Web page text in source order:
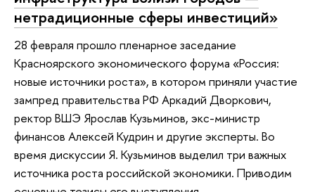
нетрадиционные сферы инвестиций»
28 февраля прошло пленарное заседание
Красноярского экономического форума «Россия:
новые источники роста», в котором приняли участие
зампред правительства РФ Аркадий Дворкович,
ректор ВШЭ Ярослав Кузьминов, экс-министр
финансов Алексей Кудрин и другие эксперты. Во
время дискуссии Я. Кузьминов выделил три важных
источника роста российской экономики. Приводим